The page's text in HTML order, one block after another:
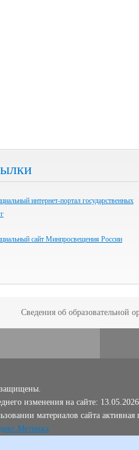
интернет-портал государственных
сайт Минпросвещения России
Сведения об образовательной
изменения на сайте: 13.05.2026
материалов сайта активная